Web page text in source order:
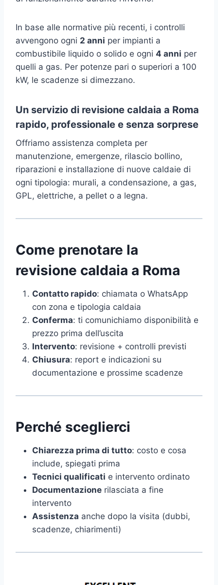
In base alle normative più recenti, i controlli
avvengono ogni 2 anni per impianti a
combustibile liquido o solido e ogni 4 anni per
quelli a gas. Per potenze pari o superiori a 100
kW, le scadenze si dimezzano.
Un servizio di revisione caldaia a Roma
rapido, professionale e senza sorprese
Offriamo assistenza completa per
manutenzione, emergenze, rilascio bollino,
riparazioni e installazione di nuove caldaie di
ogni tipologia: murali, a condensazione, a gas,
GPL, elettriche, a pellet o a legna.
Come prenotare la
revisione caldaia a Roma
Contatto rapido: chiamata o WhatsApp
con zona e tipologia caldaia
Conferma: ti comunichiamo disponibilità e
prezzo prima dell’uscita
Intervento: revisione + controlli previsti
Chiusura: report e indicazioni su
documentazione e prossime scadenze
Perché sceglierci
Chiarezza prima di tutto: costo e cosa
include, spiegati prima
Tecnici qualificati e intervento ordinato
Documentazione rilasciata a fine
intervento
Assistenza anche dopo la visita (dubbi,
scadenze, chiarimenti)